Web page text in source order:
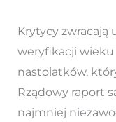
Krytycy zwracają
weryfikacji wieku
nastolatków,
Rządowy raport
najmniej